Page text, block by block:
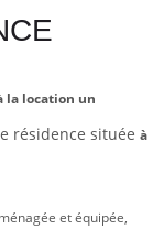
la location un
résidence située à
et équipée,